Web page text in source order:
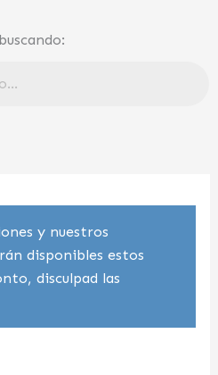
y nuestros
disponibles estos
disculpad las